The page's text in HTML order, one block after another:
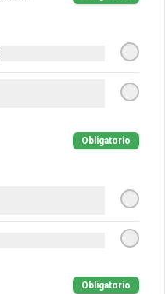
/ Philadelphia
de pollo molido preparado.
Obligatorio
Obligatorio